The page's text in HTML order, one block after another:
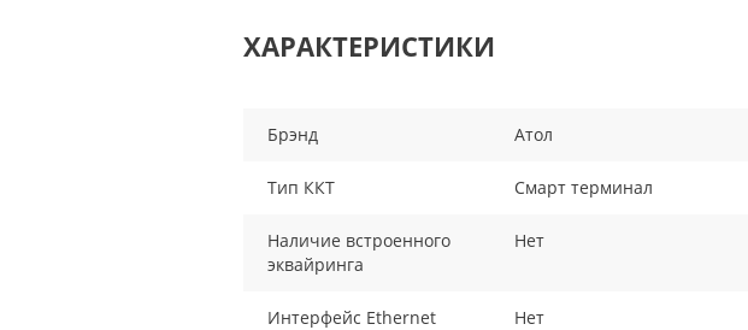
ХАРАКТЕРИСТИКИ
Брэнд Атол
Тип ККТ Смарт терминал
Наличие встроенного
эквайринга
Нет
Интерфейс Ethernet Нет